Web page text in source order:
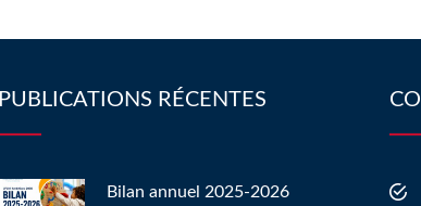
PUBLICATIONS RÉCENTES
Bilan annuel 2025-2026